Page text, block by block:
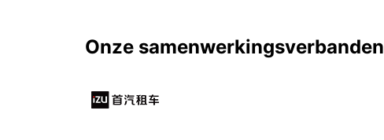
Onze samenwerkingsverbanden